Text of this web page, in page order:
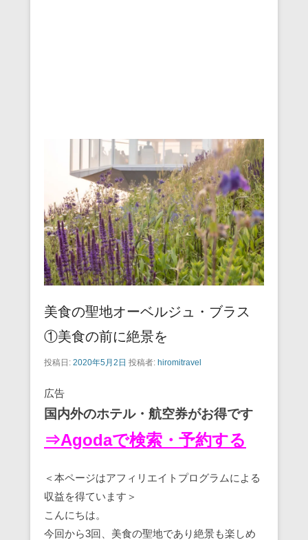
美食の聖地オーベルジュ・ブラス
①美食の前に絶景を
投稿日: 2020年5月2日 投稿者: hiromitravel
広告
国内外のホテル・航空券がお得です
⇒Agodaで検索・予約する
＜本ページはアフィリエイトプログラムによる
収益を得ています＞
こんにちは。
今回から3回、美食の聖地であり絶景も楽しめ